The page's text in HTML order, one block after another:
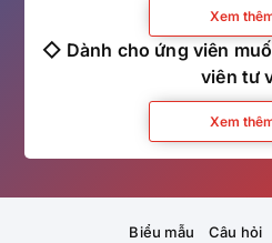
Xem
◇ Dành cho ứng viên
viên tư
Xem
Câu hỏi
Biểu mẫu